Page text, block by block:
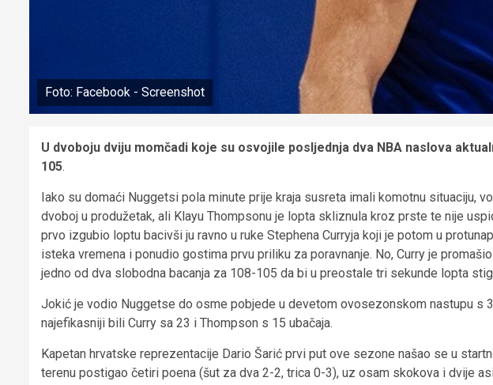
Foto: Facebook - Screenshot
U dvoboju dviju momčadi koje su osvojile posljednja dva NBA naslova
105.
Iako su domaći Nuggetsi pola minute prije kraja susreta imali komotnu
dvoboj u produžetak, ali Klayu Thompsonu je lopta skliznula kroz prste te nije
prvo izgubio loptu bacivši ju ravno u ruke Stephena Curryja koji je potom u
isteka vremena i ponudio gostima prvu priliku za poravnanje. No, Curry je
jedno od dva slobodna bacanja za 108-105 da bi u preostale tri sekunde lopta
Jokić je vodio Nuggetse do osme pobjede u devetom ovosezonskom nastupu s
najefikasniji bili Curry sa 23 i Thompson s 15 ubačaja.
Kapetan hrvatske reprezentacije Dario Šarić prvi put ove sezone našao se u
terenu postigao četiri poena (šut za dva 2-2, trica 0-3), uz osam skokova i dvije